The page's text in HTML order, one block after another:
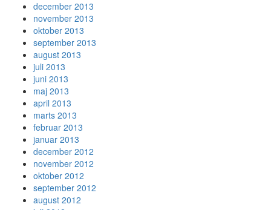
december 2013
november 2013
oktober 2013
september 2013
august 2013
juli 2013
juni 2013
maj 2013
april 2013
marts 2013
februar 2013
januar 2013
december 2012
november 2012
oktober 2012
september 2012
august 2012